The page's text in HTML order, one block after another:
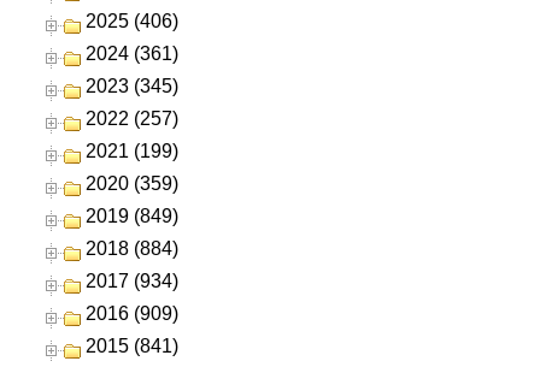
2025 (406)
2024 (361)
2023 (345)
2022 (257)
2021 (199)
2020 (359)
2019 (849)
2018 (884)
2017 (934)
2016 (909)
2015 (841)